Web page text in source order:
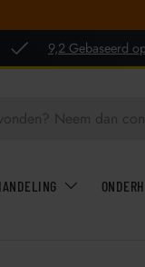
9,2 Gebaseerd